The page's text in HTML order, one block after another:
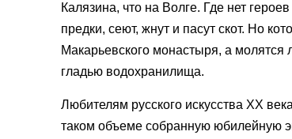
Калязина, что на Волге. Где нет
предки, сеют, жнут и пасут скот. Но
Макарьевского монастыря, а
гладью водохранилища.
Любителям русского искусства XX
таком объеме собранную юбилейную